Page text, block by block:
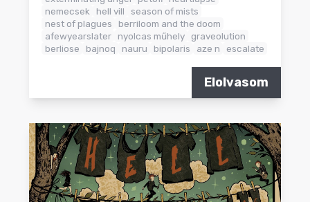
nemecsek
hell vill
season of mists
nest of plagues
berriloom and the doom
afewyearslater nyolcas műhely
graveolution
berliose
bajnoq nauru bipolaris aze n escalate
Elolvasom